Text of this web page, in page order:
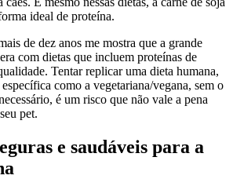
ideal de proteína.
de dez anos me mostra que a grande
com dietas que incluem proteínas de
Tentar replicar uma dieta humana,
como a vegetariana/vegana, sem o
é um risco que não vale a pena
pet.
e saudáveis para a